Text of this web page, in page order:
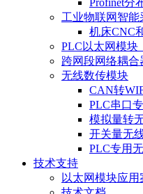
工业物联网智能
机床CNC
PLC以太网模块
跨网段网络耦合
无线数传模块
CAN转
PLC串口
模拟量转
开关量无
PLC专用
技术支持
以太网模块应用